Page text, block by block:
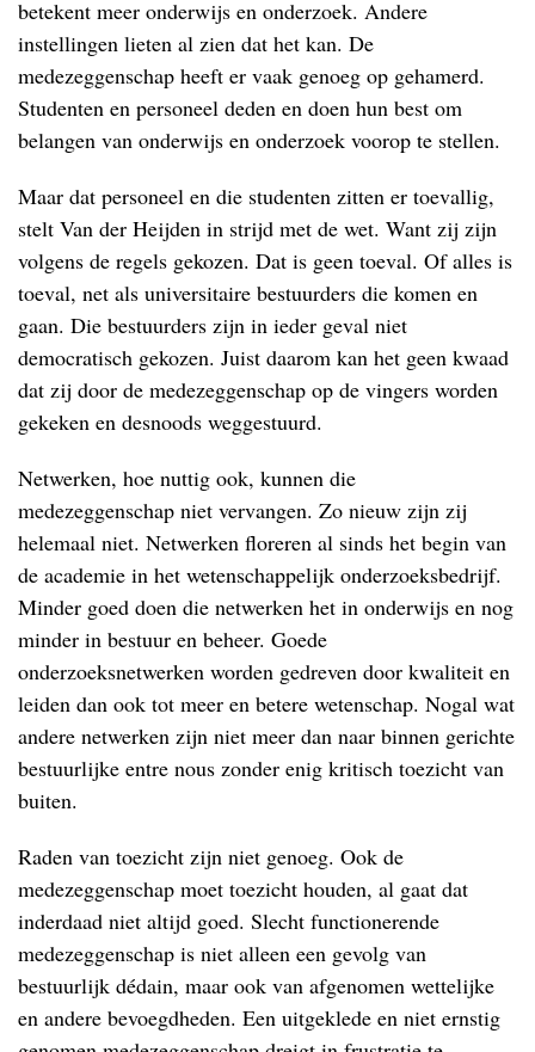
betekent meer onderwijs en onderzoek. Andere
instellingen lieten al zien dat het kan. De
medezeggenschap heeft er vaak genoeg op gehamerd.
Studenten en personeel deden en doen hun best om
belangen van onderwijs en onderzoek voorop te stellen.
Maar dat personeel en die studenten zitten er toevallig,
stelt Van der Heijden in strijd met de wet. Want zij zijn
volgens de regels gekozen. Dat is geen toeval. Of alles is
toeval, net als universitaire bestuurders die komen en
gaan. Die bestuurders zijn in ieder geval niet
democratisch gekozen. Juist daarom kan het geen kwaad
dat zij door de medezeggenschap op de vingers worden
gekeken en desnoods weggestuurd.
Netwerken, hoe nuttig ook, kunnen die
medezeggenschap niet vervangen. Zo nieuw zijn zij
helemaal niet. Netwerken floreren al sinds het begin van
de academie in het wetenschappelijk onderzoeksbedrijf.
Minder goed doen die netwerken het in onderwijs en nog
minder in bestuur en beheer. Goede
onderzoeksnetwerken worden gedreven door kwaliteit en
leiden dan ook tot meer en betere wetenschap. Nogal wat
andere netwerken zijn niet meer dan naar binnen gerichte
bestuurlijke entre nous zonder enig kritisch toezicht van
buiten.
Raden van toezicht zijn niet genoeg. Ook de
medezeggenschap moet toezicht houden, al gaat dat
inderdaad niet altijd goed. Slecht functionerende
medezeggenschap is niet alleen een gevolg van
bestuurlijk dédain, maar ook van afgenomen wettelijke
en andere bevoegdheden. Een uitgeklede en niet ernstig